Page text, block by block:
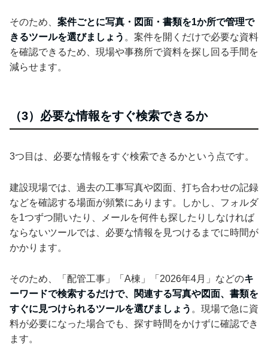
そのため、 案件ごとに写真・図面・書類を1か所で管理で
きるツールを選びましょう 。案件を開くだけで必要な資料
を確認できるため、現場や事務所で資料を探し回る手間を
減らせます。
（3）必要な情報をすぐ検索できるか
3つ目は、必要な情報をすぐ検索できるかという点です。
建設現場では、過去の工事写真や図面、打ち合わせの記録
などを確認する場面が頻繁にあります。しかし、フォルダ
を1つずつ開いたり、メールを何件も探したりしなければ
ならないツールでは、必要な情報を見つけるまでに時間が
かかります。
そのため、「配管工事」「A棟」「2026年4月」などのキ
ーワードで検索するだけで、関連する写真や図面、書類を
すぐに見つけられるツールを選びましょう 。現場で急に資
料が必要になった場合でも、探す時間をかけずに確認でき
ます。